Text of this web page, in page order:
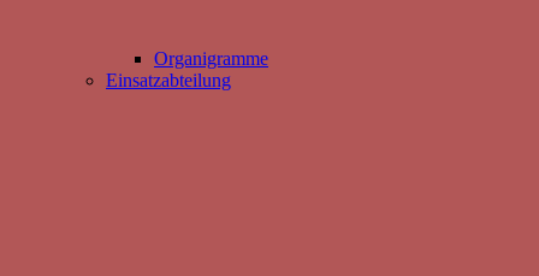
Organigramme
Einsatzabteilung